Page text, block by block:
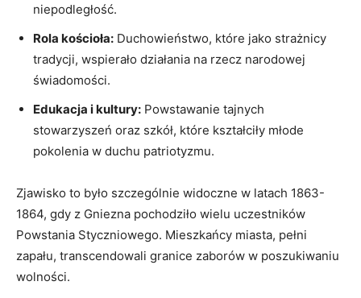
niepodległość.
Rola kościoła: Duchowieństwo, które jako strażnicy
tradycji, wspierało działania na rzecz narodowej
świadomości.
Edukacja i kultury: Powstawanie tajnych
stowarzyszeń oraz szkół, które kształciły młode
pokolenia w duchu patriotyzmu.
Zjawisko to było szczególnie widoczne w latach 1863-
1864, gdy z Gniezna pochodziło wielu uczestników
Powstania Styczniowego. Mieszkańcy miasta, pełni
zapału, transcendowali granice zaborów w poszukiwaniu
wolności.